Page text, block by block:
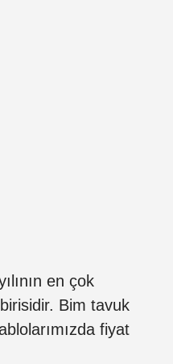
en çok
Bim tavuk
fiyat